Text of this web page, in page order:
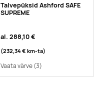
Talvepüksid Ashford SAFE
SUPREME
al. 288,10 €
(232,34 € km-ta)
Vaata värve(3)